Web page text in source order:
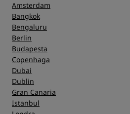
Amsterdam
Bangkok
Bengaluru
Berlin
Budapesta
Copenhaga
Dubai
Dublin
Gran Canaria
Istanbul